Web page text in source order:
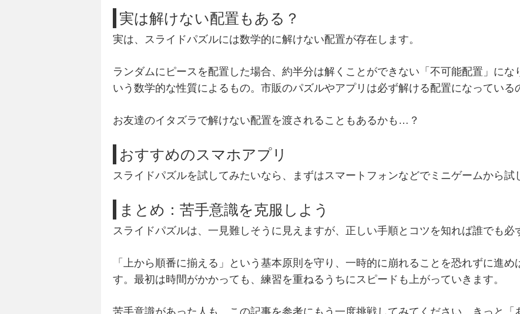
実は解けない配置もある？
実は、スライドパズルには数学的に解けない配置が存在します。
ランダムにピースを配置した場合、約半分は解くことができない「不可能配置」にな
いう数学的な性質によるもの。市販のパズルやアプリは必ず解ける配置になっている
お友達のイタズラで解けない配置を渡されることもあるかも…？
おすすめのスマホアプリ
スライドパズルを試してみたいなら、まずはスマートフォンなどでミニゲームから試
まとめ：苦手意識を克服しよう
スライドパズルは、一見難しそうに見えますが、 正しい手順とコツ を知れば誰でも必
「上から順番に揃える」という基本原則を守り、一時的に崩れることを恐れずに進め
す。最初は時間がかかっても、練習を重ねるうちにスピードも上がっていきます。
苦手意識があった人も、この記事を参考にもう一度挑戦してみてください。きっと